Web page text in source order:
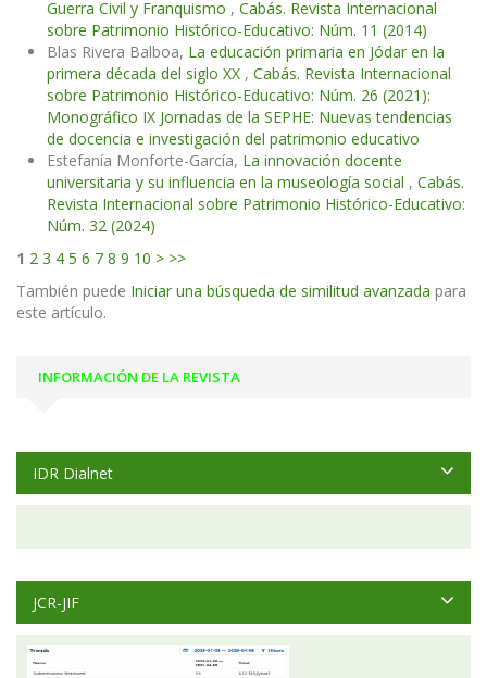
Guerra Civil y Franquismo , Cabás. Revista Internacional
sobre Patrimonio Histórico-Educativo: Núm. 11 (2014)
Blas Rivera Balboa, La educación primaria en Jódar en la
primera década del siglo XX , Cabás. Revista Internacional
sobre Patrimonio Histórico-Educativo: Núm. 26 (2021):
Monográfico IX Jornadas de la SEPHE: Nuevas tendencias
de docencia e investigación del patrimonio educativo
Estefanía Monforte-García, La innovación docente
universitaria y su influencia en la museología social , Cabás.
Revista Internacional sobre Patrimonio Histórico-Educativo:
Núm. 32 (2024)
1 2 3 4 5 6 7 8 9 10 > >>
También puede Iniciar una búsqueda de similitud avanzada para
este artículo.
INFORMACIÓN DE LA REVISTA
IDR Dialnet
JCR-JIF